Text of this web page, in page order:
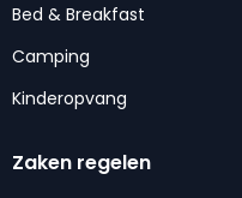
Bed & Breakfast
Camping
Kinderopvang
Zaken regelen